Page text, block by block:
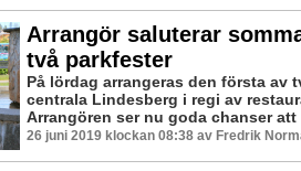
Arrangör saluterar
två parkfester
På lördag arrangeras den första av
centrala Lindesberg i regi av
Arrangören ser nu goda chanser att
26 juni 2019 klockan 08:38 av Fredrik